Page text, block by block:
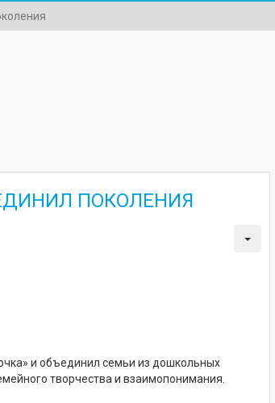
ПОКОЛЕНИЯ
и объединил семьи из дошкольных
творчества и взаимопонимания.